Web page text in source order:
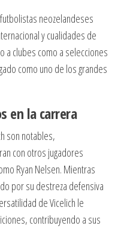
neozelandeses
y cualidades de
a clubes como a selecciones
como uno de los grandes
en la carrera
son notables,
con otros jugadores
Ryan Nelsen. Mientras
por su destreza defensiva
de Vicelich le
contribuyendo a sus